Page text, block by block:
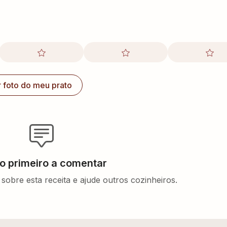
foto do meu prato
primeiro a comentar
esta receita e ajude outros cozinheiros.